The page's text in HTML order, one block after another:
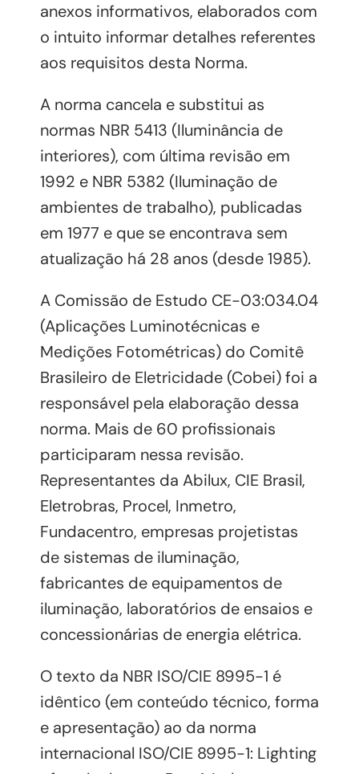
anexos informativos, elaborados com
o intuito informar detalhes referentes
aos requisitos desta Norma.
A norma cancela e substitui as
normas NBR 5413 (Iluminância de
interiores), com última revisão em
1992 e NBR 5382 (Iluminação de
ambientes de trabalho), publicadas
em 1977 e que se encontrava sem
atualização há 28 anos (desde 1985).
A Comissão de Estudo CE-03:034.04
(Aplicações Luminotécnicas e
Medições Fotométricas) do Comitê
Brasileiro de Eletricidade (Cobei) foi a
responsável pela elaboração dessa
norma. Mais de 60 profissionais
participaram nessa revisão.
Representantes da Abilux, CIE Brasil,
Eletrobras, Procel, Inmetro,
Fundacentro, empresas projetistas
de sistemas de iluminação,
fabricantes de equipamentos de
iluminação, laboratórios de ensaios e
concessionárias de energia elétrica.
O texto da NBR ISO/CIE 8995-1 é
idêntico (em conteúdo técnico, forma
e apresentação) ao da norma
internacional ISO/CIE 8995-1: Lighting